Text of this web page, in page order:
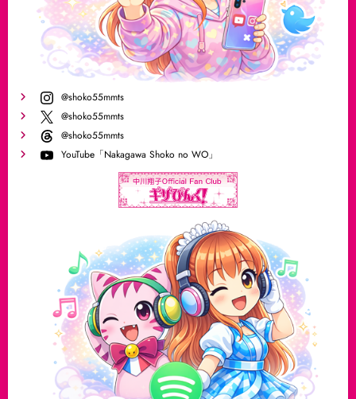
@shoko55mmts
@shoko55mmts
@shoko55mmts
YouTube「Nakagawa Shoko no WO」